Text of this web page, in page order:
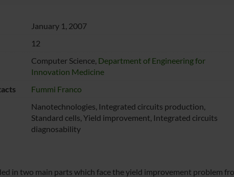
January 1, 2007
12
Computer Science, Department of Engineering for
Innovation Medicine
Fummi Franco
Nanotechnologies, Integrated circuits production,
Standard cells, Yield improvement, Integrated circuits
diagnosability
in two main parts which face the yield improvement problem